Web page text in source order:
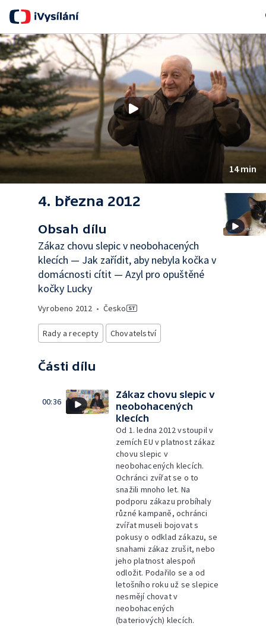
14 min
4. března 2012
Obsah dílu
Zákaz chovu slepic v neobohacených
klecích — Jak zařídit, aby nebyla kočka v
domácnosti cítit — Azyl pro opuštěné
kočky Lucky
Vyrobeno 2012 • Česko
Rady a recepty Chovatelství
Části dílu
00:36
Zákaz chovu slepic v
neobohacených
klecích
Od 1. ledna 2012 vstoupil v
zemích EU v platnost zákaz
chovu slepic v
neobohacených klecích.
Ochránci zvířat se o to
snažili mnoho let. Na
podporu zákazu probíhaly
různé kampaně, ochránci
zvířat museli bojovat s
pokusy o odklad zákazu, se
snahami zákaz zrušit, nebo
jeho platnost alespoň
odložit. Podařilo se a od
letošního roku už se slepice
nesmějí chovat v
neobohacených
(bateriových) klecích.